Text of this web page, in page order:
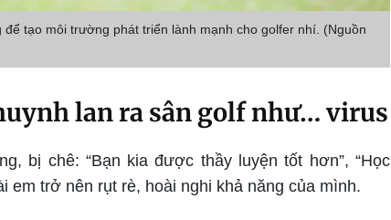
tạo môi trường phát triển lành mạnh cho golfer nhí. (Nguồn
lan ra sân golf như… virus
bị chê: “Bạn kia được thầy luyện tốt hơn”, “Học
em trở nên rụt rè, hoài nghi khả năng của mình.